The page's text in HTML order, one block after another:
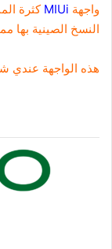
واجهة MIUi كثرة
النسخ الصينية بها
هذه الواجهة عندي